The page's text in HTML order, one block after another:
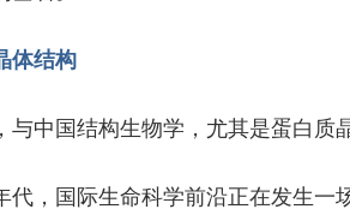
体结构
与中国结构生物学，尤其是蛋白质
代，国际生命科学前沿正在发生一